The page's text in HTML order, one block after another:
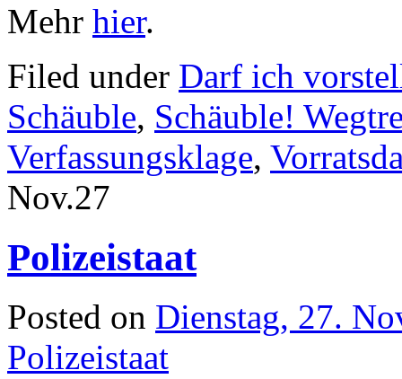
Mehr hier.
Filed under Darf ich
Schäuble, Schäuble!
Verfassungsklage,
Nov.27
Polizeistaat
Posted on Dienstag, 27.
Polizeistaat